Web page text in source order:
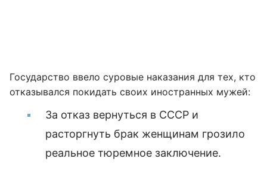
Государство ввело суровые наказания для тех, кто
отказывался покидать своих иностранных мужей:
За отказ вернуться в СССР и
расторгнуть брак женщинам грозило
реальное тюремное заключение.